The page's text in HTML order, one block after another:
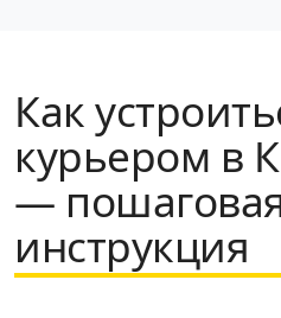
Как
курьером в
—
инструкция